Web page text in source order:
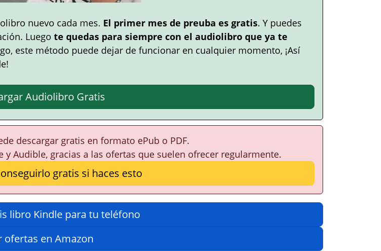
nuevo cada mes. El primer mes de preuba es gratis. Y puedes
Luego te quedas para siempre con el audiolibro que ya te
este método puede dejar de funcionar en cualquier momento, ¡Así
Audiolibro Gratis
descargar gratis en formato ePub o PDF.
Audible, gracias a las ofertas que suelen ofrecer regularmente.
gratis si haces esto
libro Kindle para tu teléfono
ofertas en Amazon